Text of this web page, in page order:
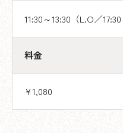
11:30～13:30（L.O／
料金
¥1,080